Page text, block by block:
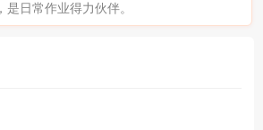
日常作业得力伙伴。